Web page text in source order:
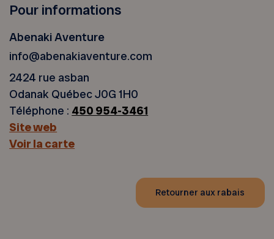
Pour informations
Abenaki Aventure
info@abenakiaventure.com
2424 rue asban
Odanak Québec J0G 1H0
Téléphone : 450 954-3461
Site web
Voir la carte
Retourner aux rabais